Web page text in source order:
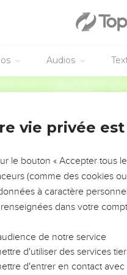
Audios
courage et ils mangent aussi.
276 personnes sur le bateau.
les marins ne
les ancres et ils les
une voile à l’avant du
de sable, et le bateau
vagues violentes cassent
les prisonniers, pour que
sauver Paul et il
sauter dans l’eau les
sur des planches ou
vie privée
le bouton « Accepter tous
(comme des cookies
à caractère
dans votre
de notre service
d'utiliser des services
d'entrer en contact